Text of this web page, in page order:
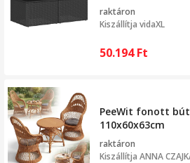
raktáron
Kiszállítja vidaXL
50.194Ft
PeeWit fonott
110x60x63cm
raktáron
Kiszállítja ANNA